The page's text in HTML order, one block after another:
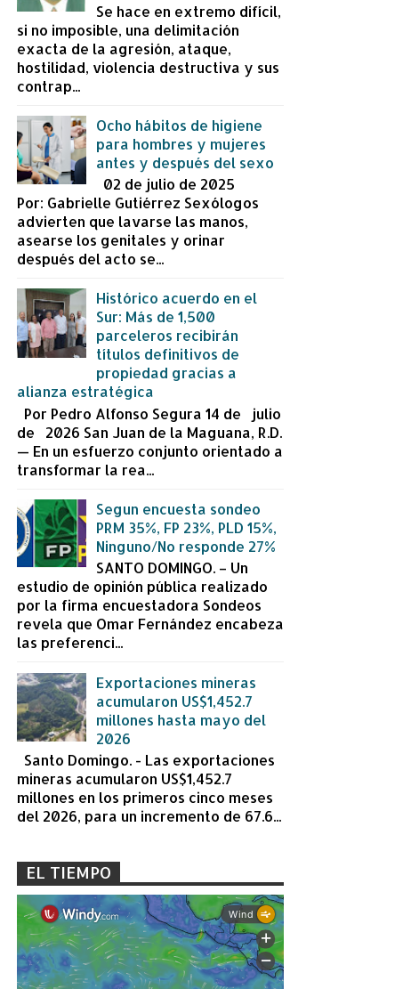
Se hace en extremo difícil,
si no imposible, una delimitación
exacta de la agresión, ataque,
hostilidad, violencia destructiva y sus
contrap...
Ocho hábitos de higiene
para hombres y mujeres
antes y después del sexo
02 de julio de 2025
Por: Gabrielle Gutiérrez Sexólogos
advierten que lavarse las manos,
asearse los genitales y orinar
después del acto se...
Histórico acuerdo en el
Sur: Más de 1,500
parceleros recibirán
títulos definitivos de
propiedad gracias a
alianza estratégica
Por Pedro Alfonso Segura 14 de julio
de 2026 San Juan de la Maguana, R.D.
— En un esfuerzo conjunto orientado a
transformar la rea...
Segun encuesta sondeo
PRM 35%, FP 23%, PLD 15%,
Ninguno/No responde 27%
SANTO DOMINGO. – Un
estudio de opinión pública realizado
por la firma encuestadora Sondeos
revela que Omar Fernández encabeza
las preferenci...
Exportaciones mineras
acumularon US$1,452.7
millones hasta mayo del
2026
Santo Domingo. - Las exportaciones
mineras acumularon US$1,452.7
millones en los primeros cinco meses
del 2026, para un incremento de 67.6...
EL TIEMPO